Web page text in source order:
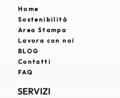
Real Estate
perché è strategico
immobiliare
Home
Sostenibilità
Area Stampa
Lavora con noi
BLOG
Contatti
FAQ
SERVIZI